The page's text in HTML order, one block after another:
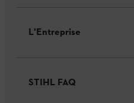
L'Entreprise
STIHL FAQ